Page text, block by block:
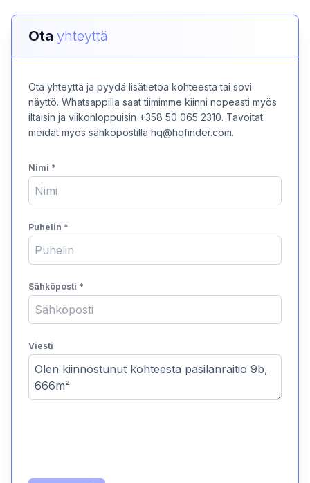
Ota yhteyttä
Ota yhteyttä ja pyydä lisätietoa kohteesta tai sovi
näyttö. Whatsappilla saat tiimimme kiinni nopeasti myös
iltaisin ja viikonloppuisin +358 50 065 2310. Tavoitat
meidät myös sähköpostilla hq@hqfinder.com.
Nimi *
Puhelin *
Sähköposti *
Viesti